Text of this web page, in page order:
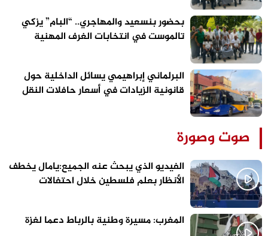
بحضور بنسعيد والمهاجري.. “البام” يزكي
تالموست في انتخابات الغرف المهنية
البرلماني إبراهيمي يسائل الداخلية حول
قانونية الزيادات في أسعار حافلات النقل
صوت وصورة
الفيديو الذي يبحث عنه الجميع:يامال يخطف
الأنظار بعلم فلسطين خلال احتفالات
المغرب: مسيرة وطنية بالرباط دعما لغزة